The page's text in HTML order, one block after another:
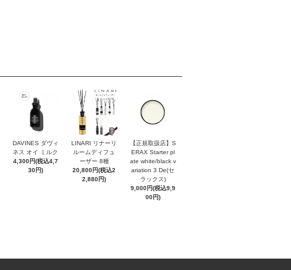
DAVINES ダヴィ
ネス オイ ミルク
4,300円(税込4,7
30円)
LINARI リナーリ
ルームディフュ
ーザー 8種
20,800円(税込2
2,880円)
【正規取扱店】S
ERAX Starter pl
ate white/black v
ariation 3 De(セ
ラックス)
9,000円(税込9,9
00円)